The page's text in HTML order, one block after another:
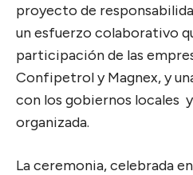
proyecto de
un esfuerzo colaborativo
participación de las
Confipetrol y Magnex, y
con los gobiernos locales
organizada.
La ceremonia, celebrada